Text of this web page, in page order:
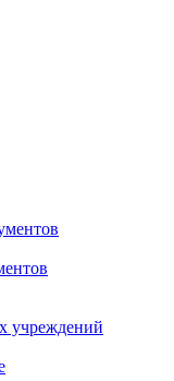
учреждений